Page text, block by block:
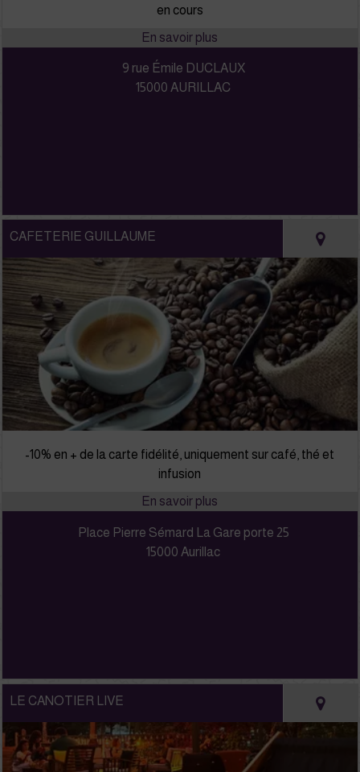
en cours
9 rue Émile DUCLAUX
15000 AURILLAC
CAFETERIE GUILLAUME
-10% en + de la carte fidélité, uniquement sur café, thé et
infusion
Place Pierre Sémard La Gare porte 25
15000 Aurillac
LE CANOTIER LIVE